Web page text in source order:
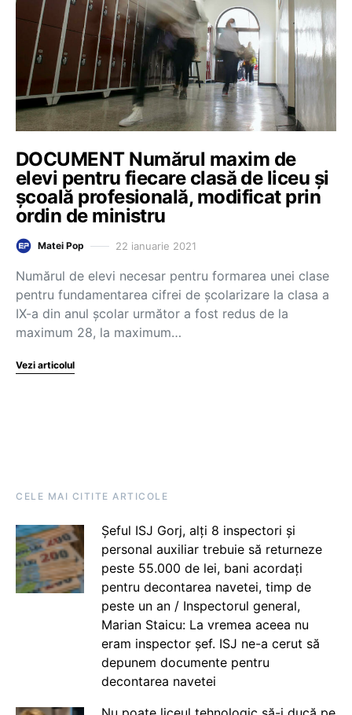
DOCUMENT Numărul maxim de
elevi pentru fiecare clasă de liceu și
școală profesională, modificat prin
ordin de ministru
Matei Pop 22 ianuarie 2021
Numărul de elevi necesar pentru formarea unei clase
pentru fundamentarea cifrei de școlarizare la clasa a
IX-a din anul școlar următor a fost redus de la
maximum 28, la maximum…
Vezi articolul
CELE MAI CITITE ARTICOLE
Șeful ISJ Gorj, alți 8 inspectori și
personal auxiliar trebuie să returneze
peste 55.000 de lei, bani acordați
pentru decontarea navetei, timp de
peste un an / Inspectorul general,
Marian Staicu: La vremea aceea nu
eram inspector șef. ISJ ne-a cerut să
depunem documente pentru
decontarea navetei